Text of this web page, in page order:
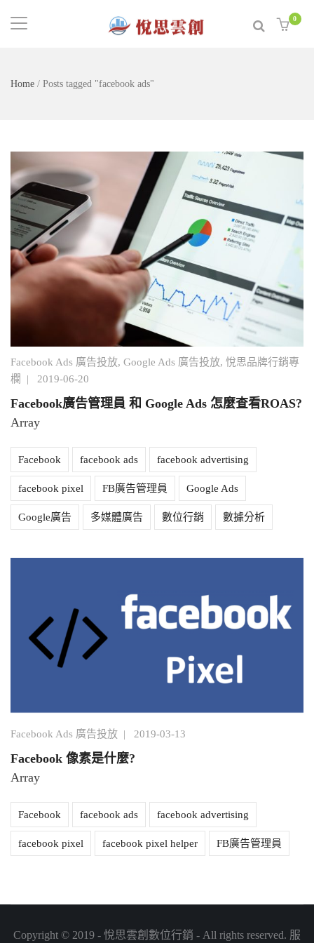
0
Home / Posts tagged "facebook ads"
Facebook Ads 廣告投放, Google Ads 廣告投放, 悅思品牌行銷專
欄
| 2019-06-20
Facebook廣告管理員 和 Google Ads 怎麼查看ROAS?
Array
Facebook facebook ads facebook advertising
facebook pixel FB廣告管理員 Google Ads
Google廣告 多媒體廣告 數位行銷 數據分析
Facebook Ads 廣告投放 | 2019-03-13
Facebook 像素是什麼?
Array
Facebook facebook ads facebook advertising
facebook pixel facebook pixel helper FB廣告管理員
Copyright © 2019 - 悅思雲創數位行銷 - All rights reserved. 服